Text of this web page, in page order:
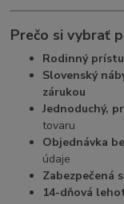
Prečo si vybrať
Rodinný
Slovenský
zárukou
Jednoduchý,
tovaru
Objednávka
údaje
Zabezpečená
14-dňová